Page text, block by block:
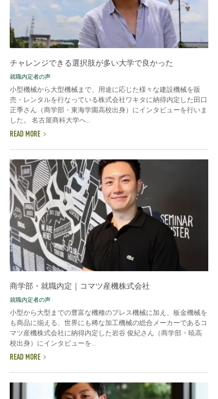
チャレンジできる選択肢が多い大学で良かった
就職内定者の声
小型機械から大型機械まで、用途に応じた様々な建設機械を販
売・レンタルを行なっている株式会社ワキタに納得内定した田口
正季さん（商学部・東海学園高校出身）にインタビューを行いま
した。 名古屋商科大学へ...
READ MORE
商学部・就職内定｜コマツ産機株式会社
就職内定者の声
小型から大型までの豊富な機種のプレス機械に加え、板金機械を
も商品に揃える、世界にも稀な加工機械の総合メーカーであるコ
マツ産機株式会社に納得内定した岩谷 俊紀さん（商学部・暁高
校出身）にインタビューを...
READ MORE